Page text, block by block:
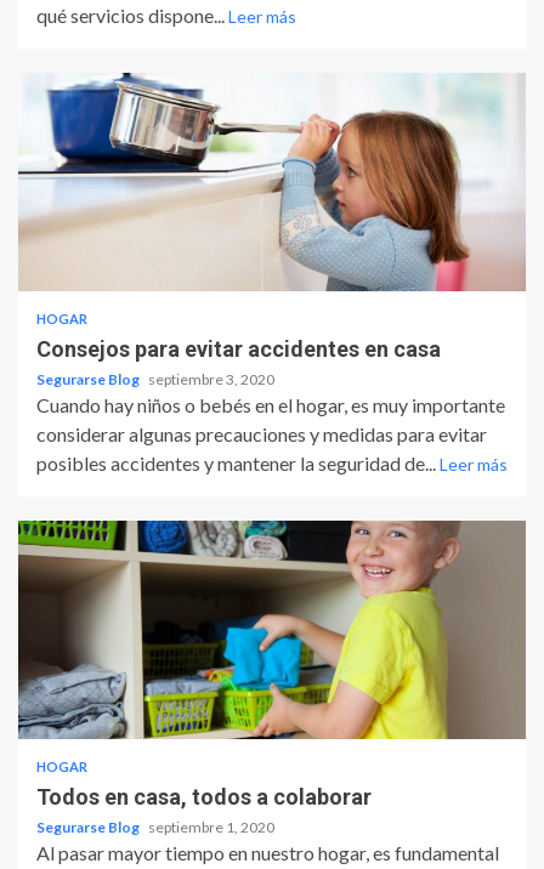
qué servicios dispone...Leer más
HOGAR
Consejos para evitar accidentes en casa
Segurarse Blog septiembre 3, 2020
Cuando hay niños o bebés en el hogar, es muy importante
considerar algunas precauciones y medidas para evitar
posibles accidentes y mantener la seguridad de...Leer más
HOGAR
Todos en casa, todos a colaborar
Segurarse Blog septiembre 1, 2020
Al pasar mayor tiempo en nuestro hogar, es fundamental